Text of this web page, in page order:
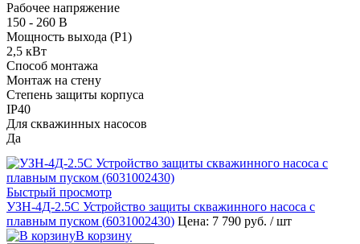
Рабочее напряжение
150 - 260 В
Мощность выхода (P1)
2,5 кВт
Способ монтажа
Монтаж на стену
Степень защиты корпуса
IP40
Для скважинных насосов
Да
Быстрый просмотр
УЗН-4Д-2.5С Устройство защиты скважинного насоса с
плавным пуском (6031002430) Цена: 7 790 руб. / шт
В корзину